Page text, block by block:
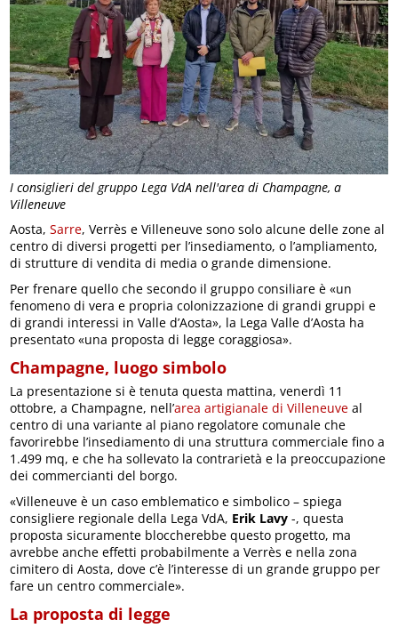
I consiglieri del gruppo Lega VdA nell'area di Champagne, a
Villeneuve
Aosta,Sarre, Verrès e Villeneuve sono solo alcune delle zone al
centro di diversi progetti per l’insediamento, o l’ampliamento,
di strutture di vendita di media o grande dimensione.
Per frenare quello che secondo il gruppo consiliare è «un
fenomeno di vera e propria colonizzazione di grandi gruppi e
di grandi interessi in Valle d’Aosta», la Lega Valle d’Aosta ha
presentato «una proposta di legge coraggiosa».
Champagne, luogo simbolo
La presentazione si è tenuta questa mattina, venerdì 11
ottobre, a Champagne, nell’area artigianale di Villeneuve al
centro di una variante al piano regolatore comunale che
favorirebbe l’insediamento di una struttura commerciale fino a
1.499 mq, e che ha sollevato la contrarietà e la preoccupazione
dei commercianti del borgo.
«Villeneuve è un caso emblematico e simbolico – spiega
consigliere regionale della Lega VdA, Erik Lavy -, questa
proposta sicuramente bloccherebbe questo progetto, ma
avrebbe anche effetti probabilmente a Verrès e nella zona
cimitero di Aosta, dove c’è l’interesse di un grande gruppo per
fare un centro commerciale».
La proposta di legge